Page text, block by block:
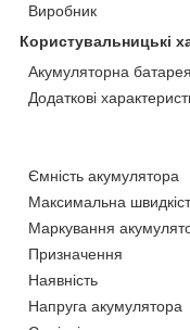
Виробник
Користувальницькі
Акумуляторна батарея
Додаткові
Ємність акумулятора
Максимальна
Маркування
Призначення
Наявність
Напруга акумулятора